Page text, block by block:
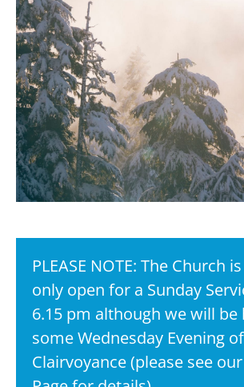
PLEASE NOTE: The Church
only open for a Sunday
6.15 pm although we will be
some Wednesday Evening of
Clairvoyance (please see